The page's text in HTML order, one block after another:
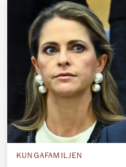
KUNGAFAMILJEN